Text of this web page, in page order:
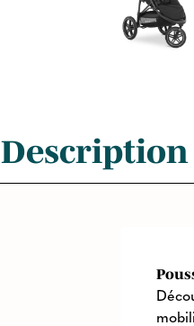
Description